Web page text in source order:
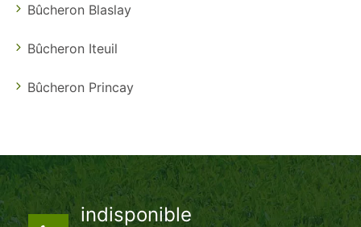
Bûcheron Blaslay
Bûcheron Iteuil
Bûcheron Princay
indisponible